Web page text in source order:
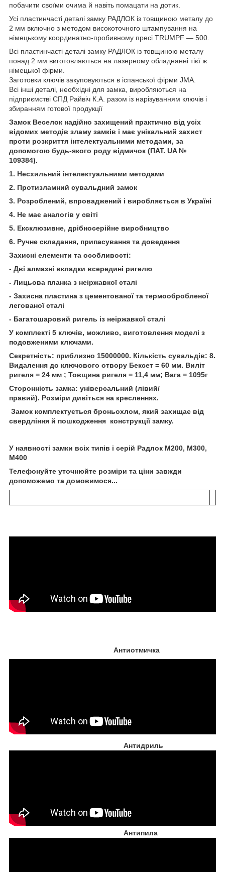
побачити своїми очима й навіть помацати на дотик.
Усі пластинчасті деталі замку РАДЛОК із товщиною металу до
2 мм включно з методом високоточного штампування на
німецькому координатно-пробивному пресі TRUMPF — 500.
Всі пластинчасті деталі замку РАДЛОК із товщиною металу
понад 2 мм виготовляються на лазерному обладнанні тієї ж
німецької фірми.
Заготовки ключів закуповуються в іспанської фірми JMA.
Всі інші деталі, необхідні для замка, виробляються на
підприємстві СПД Райвіч К.А. разом із нарізуванням ключів і
збиранням готової продукції
Замок Веселок надійно захищений практично від усіх
відомих методів зламу замків і має унікальний захист
проти розкриття інтелектуальними методами, за
допомогою будь-якого роду відмичок (ПАТ. UA №
109384).
1. Несхильний інтелектуальними методами
2. Протизламний сувальдний замок
3. Розроблений, впроваджений і виробляється в Україні
4. Не має аналогів у світі
5. Ексклюзивне, дрібносерійне виробництво
6. Ручне складання, припасування та доведення
Захисні елементи та особливості:
- Дві алмазні вкладки всередині ригелю
- Лицьова планка з неіржавкої сталі
- Захисна пластина з цементованої та термообробленої
легованої сталі
- Багатошаровий ригель із неіржавкої сталі
У комплекті 5 ключів, можливо, виготовлення моделі з
подовженими ключами.
Секретність: приблизно 15000000. Кількість сувальдів: 8.
Видалення до ключового отвору Бексет = 60 мм. Виліт
ригеля = 24 мм ; Товщина ригеля = 11,4 мм; Вага = 1095г
Сторонність замка: універсальний (лівий/
правий). Розміри дивіться на кресленнях.
Замок комплектується броньохлом, який захищає від
свердління й пошкодження конструкції замку.
У наявності замки всіх типів і серій Радлок М200, М300,
М400
Телефонуйте уточнюйте розміри та ціни завжди
допоможемо та домовимося...
Антиотмичка
Антидриль
Антипила